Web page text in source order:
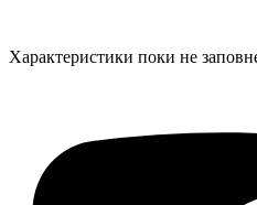
Характеристики поки не